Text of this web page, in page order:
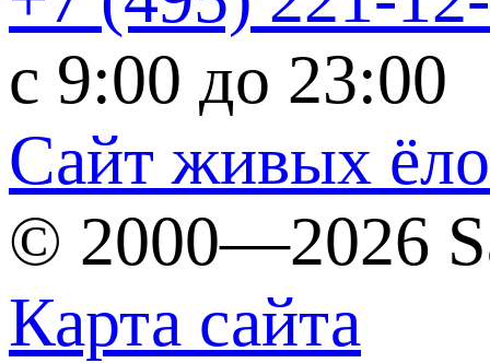
c 9:00 до 23:00
Сайт живых
© 2000—2026
Карта сайта